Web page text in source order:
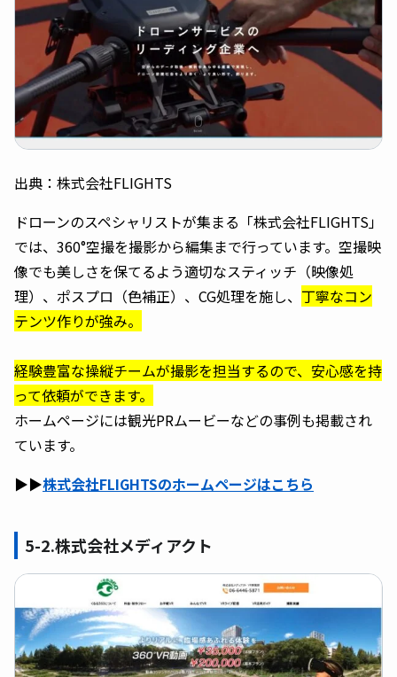
出典：株式会社FLIGHTS
ドローンのスペシャリストが集まる「株式会社FLIGHTS」
では、360°空撮を撮影から編集まで行っています。空撮映
像でも美しさを保てるよう適切なスティッチ（映像処
理）、ポスプロ（色補正）、CG処理を施し、 丁寧なコン
テンツ作りが強み。
経験豊富な操縦チームが撮影を担当するので、安心感を持
って依頼ができます。
ホームページには観光PRムービーなどの事例も掲載され
ています。
▶︎▶︎株式会社FLIGHTSのホームページはこちら
5-2.株式会社メディアクト